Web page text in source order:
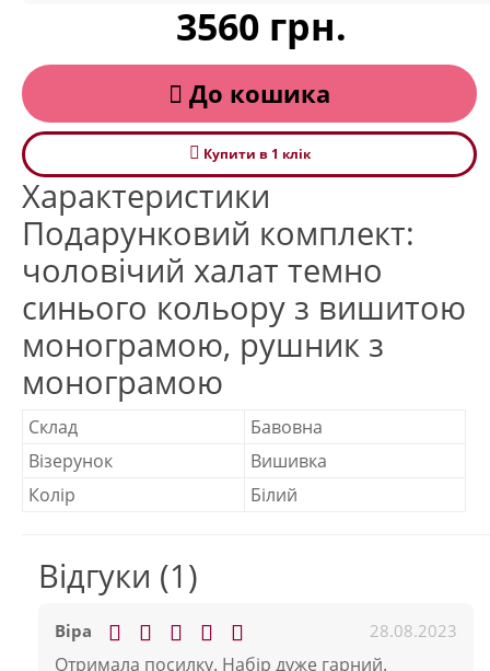
3560 грн.
До кошика
Купити в 1 клiк
Характеристики
Подарунковий комплект:
чоловічий халат темно
синього кольору з вишитою
монограмою, рушник з
монограмою
Склад
Бавовна
Візерунок
Вишивка
Колір
Білий
Відгуки (1)
Віра 28.08.2023
Отримала посилку. Набір дуже гарний.